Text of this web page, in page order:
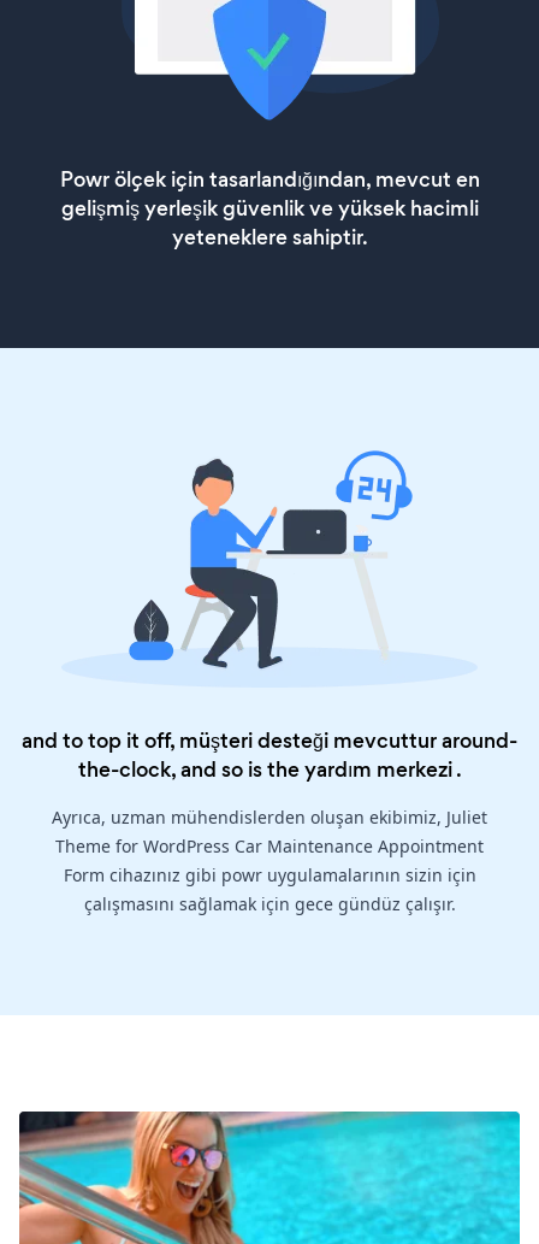
Powr ölçek için tasarlandığından, mevcut en
gelişmiş yerleşik güvenlik ve yüksek hacimli
yeteneklere sahiptir.
and to top it off, müşteri desteği mevcuttur around-
the-clock, and so is theyardım merkezi.
Ayrıca, uzman mühendislerden oluşan ekibimiz, Juliet
Theme for WordPress Car Maintenance Appointment
Form cihazınız gibi powr uygulamalarının sizin için
çalışmasını sağlamak için gece gündüz çalışır.